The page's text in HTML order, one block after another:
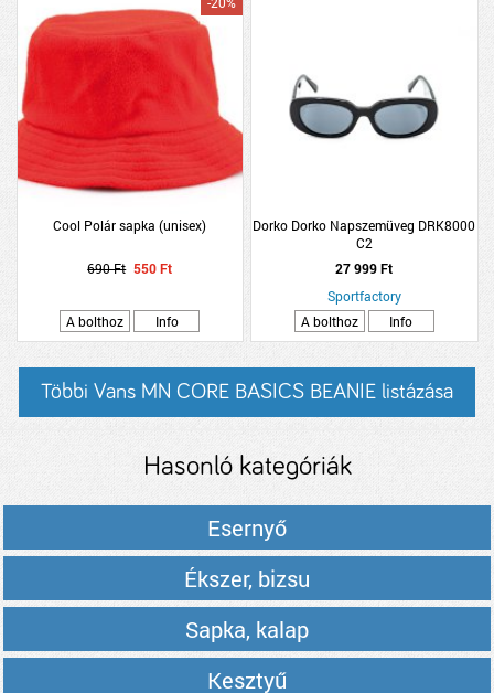
Cool Polár sapka (unisex)
690 Ft 550 Ft
A bolthoz Info
Dorko Dorko Napszemüveg DRK8000
C2
27 999 Ft
Sportfactory
A bolthoz
Info
Többi Vans MN CORE BASICS BEANIE listázása
Hasonló kategóriák
Esernyő
Ékszer, bizsu
Sapka, kalap
Kesztyű